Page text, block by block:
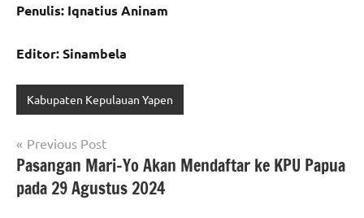
Penulis: Iqnatius Aninam
Editor: Sinambela
Kabupaten Kepulauan Yapen
Navigasi
pos
Previous Post
Pasangan Mari-Yo Akan Mendaftar ke KPU Papua
pada 29 Agustus 2024